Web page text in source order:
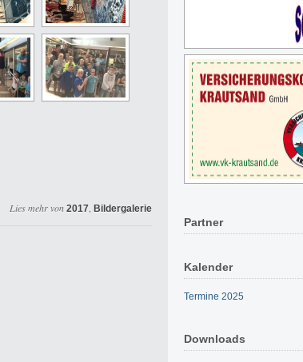
Lies mehr von 2017 Bildergalerie
Partner
Kalender
Termine 2025
Downloads